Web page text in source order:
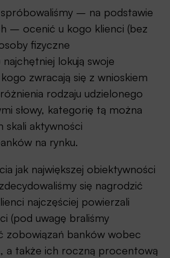
– na podstawie
– ocenić u kogo klienci (bez
fizyczne
lokują swoje
zwracają się z wnioskiem
rodzaju udzielonego
słowy, kategorię tą można
skali aktywności
na rynku.
jak największej obiektywności
się nagrodzić
najczęściej powierzali
(pod uwagę braliśmy
zobowiązań banków wobec
a także ich roczną procentową